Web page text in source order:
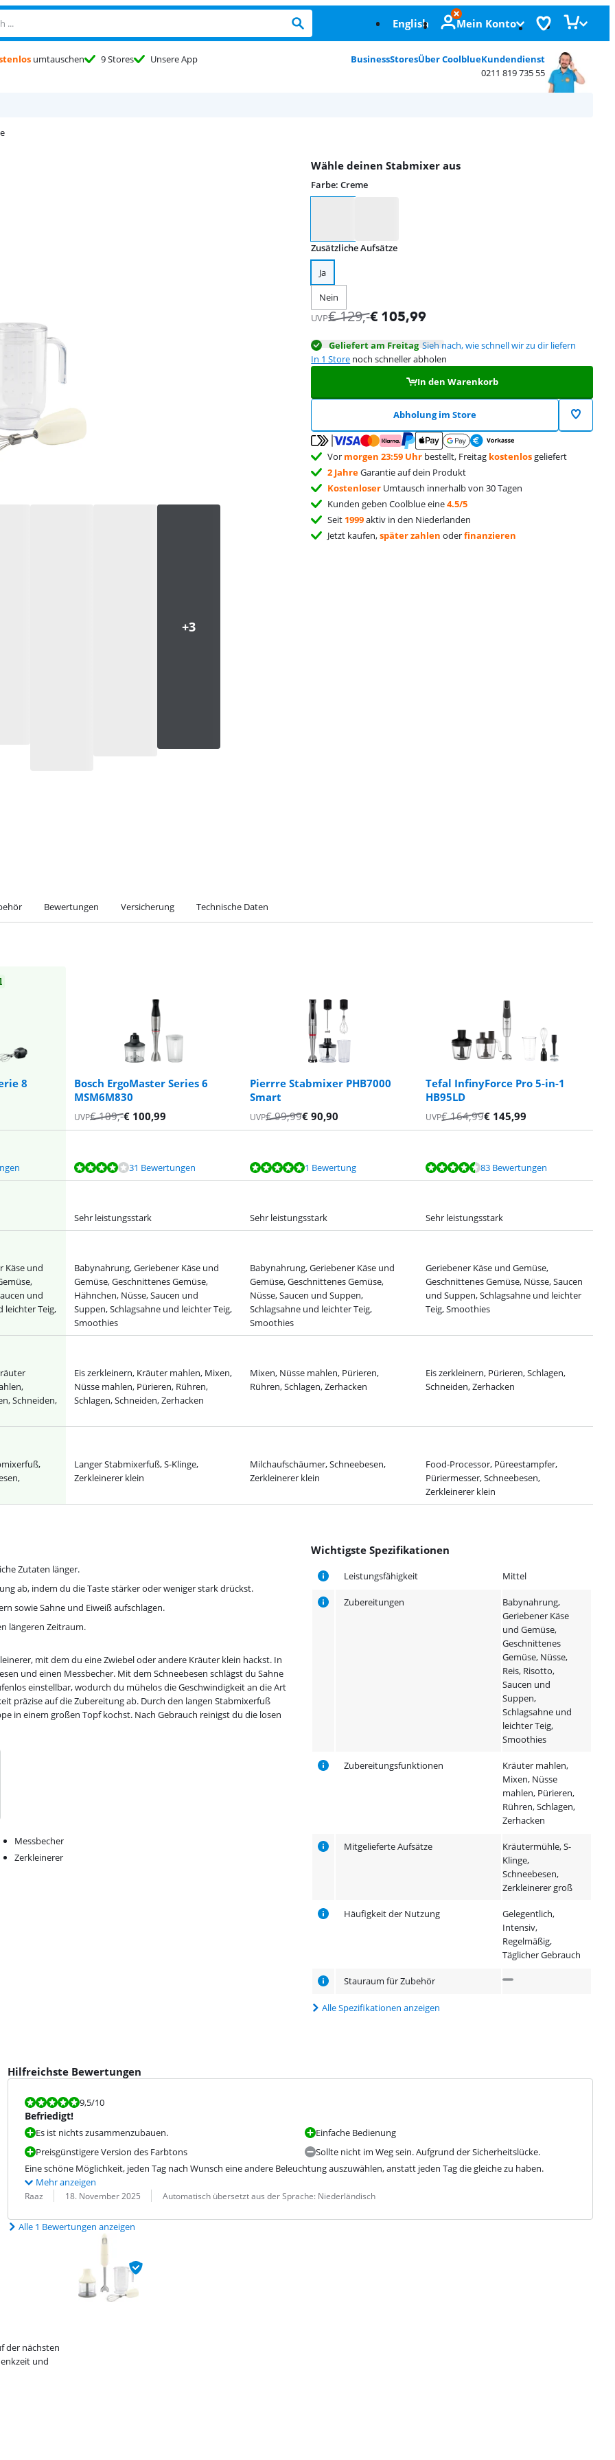
English Mein Konto
umtauschen 9 Stores
Unsere App
BusinessStoresÜber CoolblueKundendienst
0211 819 735 55
Wähle deinen Stabmixer aus
Farbe:Creme
Zusätzliche Aufsätze
Ja
Nein
UVP€129,-€ 105,99
Geliefert am Freitag Sieh nach, wie schnell wir zu dir liefern
In 1 Store noch schneller abholen
In den Warenkorb
Abholung im Store
Vor morgen 23:59 Uhr bestellt, Freitag kostenlosgeliefert
2 JahreGarantie auf dein Produkt
Kostenloser Umtausch innerhalb von 30 Tagen
Kunden geben Coolblue eine4.5/5
Seit 1999aktiv in den Niederlanden
Jetzt kaufen,später zahlen oderfinanzieren
Bewertungen Versicherung Technische Daten
8
Bosch ErgoMaster Series 6
MSM6M830
Pierrre Stabmixer PHB7000
Smart
Tefal InfinyForce Pro 5-in-1
HB95LD
UVP€109,-€ 100,99 UVP€99,99€ 90,90 UVP€164,99€ 145,99
31 Bewertungen 1 Bewertung 83 Bewertungen
Sehr leistungsstark Sehr leistungsstark Sehr leistungsstark
Käse und
und
leichter Teig,
Babynahrung, Geriebener Käse und
Gemüse, Geschnittenes Gemüse,
Hähnchen, Nüsse, Saucen und
Suppen, Schlagsahne und leichter Teig,
Smoothies
Babynahrung, Geriebener Käse und
Gemüse, Geschnittenes Gemüse,
Nüsse, Saucen und Suppen,
Schlagsahne und leichter Teig,
Smoothies
Geriebener Käse und Gemüse,
Geschnittenes Gemüse, Nüsse, Saucen
und Suppen, Schlagsahne und leichter
Teig, Smoothies
Schneiden,
Eis zerkleinern, Kräuter mahlen, Mixen,
Nüsse mahlen, Pürieren, Rühren,
Schlagen, Schneiden, Zerhacken
Mixen, Nüsse mahlen, Pürieren,
Rühren, Schlagen, Zerhacken
Eis zerkleinern, Pürieren, Schlagen,
Schneiden, Zerhacken
Langer Stabmixerfuß, S-Klinge,
Zerkleinerer klein
Milchaufschäumer, Schneebesen,
Zerkleinerer klein
Food-Processor, Püreestampfer,
Püriermesser, Schneebesen,
Zerkleinerer klein
Wichtigste Spezifikationen
Leistungsfähigkeit Mittel
Zubereitungen
Babynahrung,
Geriebener Käse
und Gemüse,
Geschnittenes
Gemüse, Nüsse,
Reis, Risotto,
Saucen und
Suppen,
Schlagsahne und
leichter Teig,
Smoothies
Zubereitungsfunktionen
Kräuter mahlen,
Mixen, Nüsse
mahlen, Pürieren,
Rühren, Schlagen,
Zerhacken
Mitgelieferte Aufsätze
Kräutermühle, S-
Klinge,
Schneebesen,
Zerkleinerer groß
Häufigkeit der Nutzung
Gelegentlich,
Intensiv,
Regelmäßig,
Täglicher Gebrauch
Stauraum für Zubehör
Alle Spezifikationen anzeigen
Zutaten länger.
ab, indem du die Taste stärker oder weniger stark drückst.
sowie Sahne und Eiweiß aufschlagen.
längeren Zeitraum.
mit dem du eine Zwiebel oder andere Kräuter klein hackst. In
und einen Messbecher. Mit dem Schneebesen schlägst du Sahne
einstellbar, wodurch du mühelos die Geschwindigkeit an die Art
präzise auf die Zubereitung ab. Durch den langen Stabmixerfuß
in einem großen Topf kochst. Nach Gebrauch reinigst du die losen
Messbecher
Zerkleinerer
Hilfreichste Bewertungen
Bewertet mit 9,5 von 10.
9,5/10
Befriedigt!
Es ist nichts zusammenzubauen.
Preisgünstigere Version des Farbtons
Einfache Bedienung
Sollte nicht im Weg sein. Aufgrund der Sicherheitslücke.
Eine schöne Möglichkeit, jeden Tag nach Wunsch eine andere Beleuchtung auszuwählen, anstatt jeden Tag die gleiche zu haben.
Mehr anzeigen
Bewertung von:
Raaz
Datum: 18. November 2025
Übersetzung: Automatisch übersetzt aus der Sprache: Niederländisch
Alle 1 Bewertungen anzeigen
der nächsten
und